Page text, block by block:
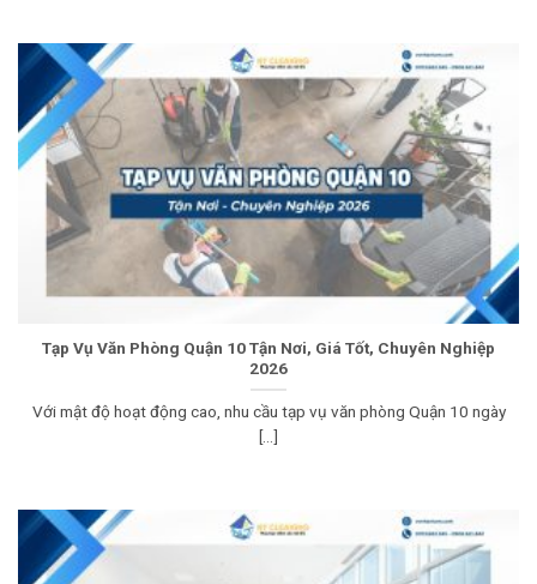
Tạp Vụ Văn Phòng Quận 10 Tận Nơi, Giá Tốt, Chuyên Nghiệp
2026
Với mật độ hoạt động cao, nhu cầu tạp vụ văn phòng Quận 10 ngày
[...]